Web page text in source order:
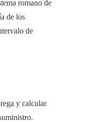
romano de
de los
de
y calcular